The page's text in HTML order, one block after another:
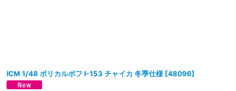
ICM 1/48 ポリカルポフ I-153 チャイカ 冬季仕様 [48096]